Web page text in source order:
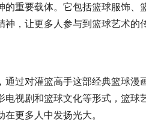
重要载体。它包括篮球服饰
，让更多人参与到篮球艺术的
过对灌篮高手这部经典篮球
视剧和篮球文化等形式，篮
更多人中发扬光大。